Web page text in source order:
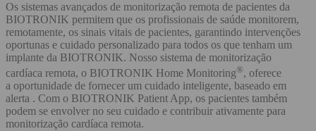
Os sistemas avançados de monitorização remota de pacientes da
BIOTRONIK permitem que os profissionais de saúde monitorem,
remotamente, os sinais vitais de pacientes, garantindo intervenções
oportunas e cuidado personalizado para todos os que tenham um
implante da BIOTRONIK. Nosso sistema de monitorização
cardíaca remota, o BIOTRONIK Home Monitoring®, oferece
a oportunidade de fornecer um cuidado inteligente, baseado em
alerta . Com o BIOTRONIK Patient App, os pacientes também
podem se envolver no seu cuidado e contribuir ativamente para
monitorização cardíaca remota. ​